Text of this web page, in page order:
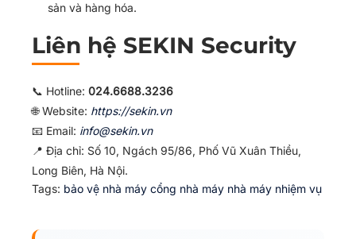
sản và hàng hóa.
Liên hệ SEKIN Security
📞 Hotline: 024.6688.3236
🌐 Website: https://sekin.vn
📧 Email: info@sekin.vn
📍 Địa chỉ: Số 10, Ngách 95/86, Phố Vũ Xuân Thiều,
Long Biên, Hà Nội.
Tags: bảo vệ nhà máy cổng nhà máy nhà máy nhiệm vụ